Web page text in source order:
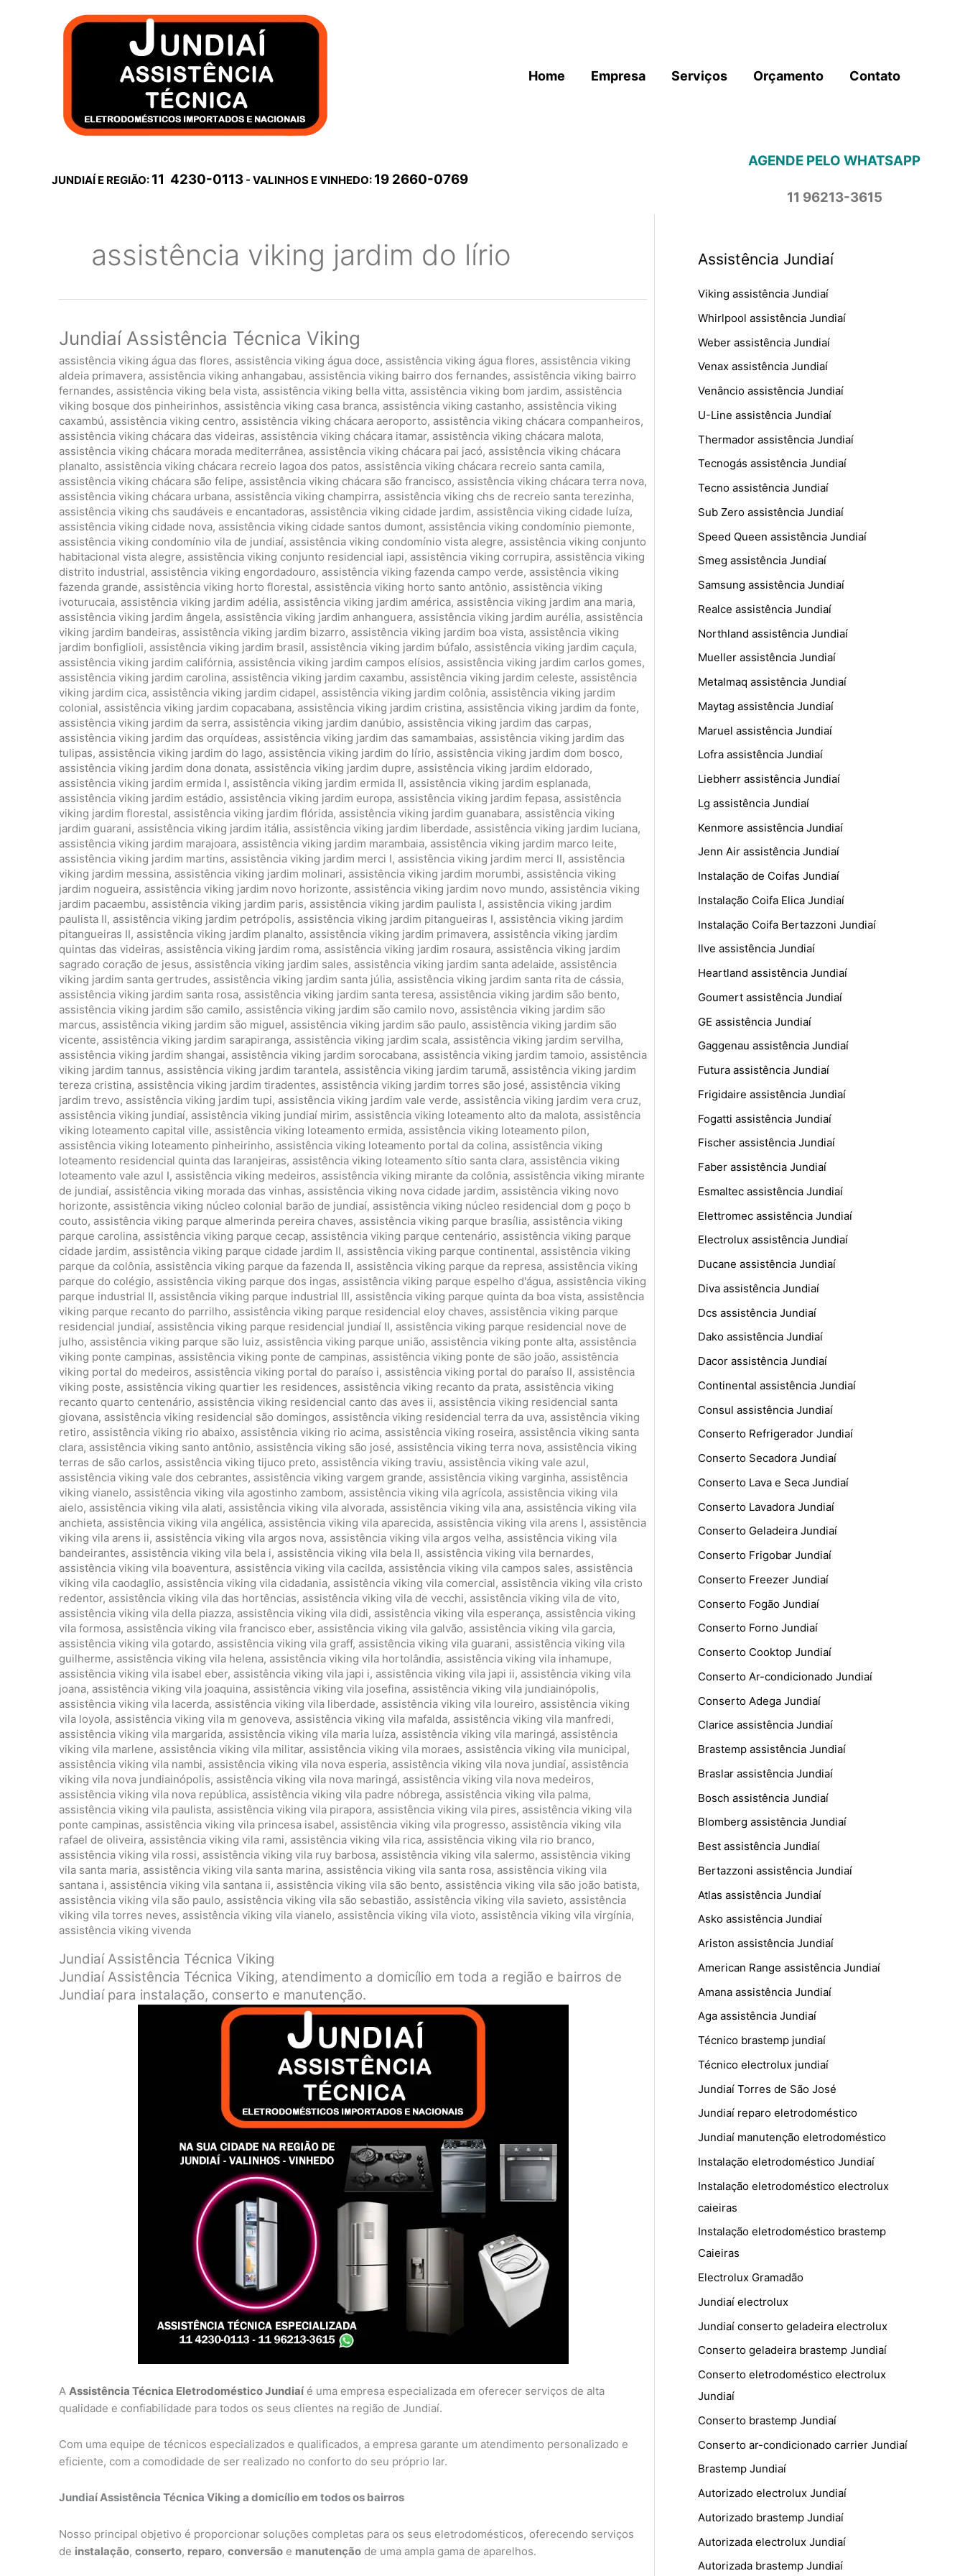
Home Empresa Serviços Orçamento Contato
JUNDIAÍ E REGIÃO: 11 4230-0113 - VALINHOS E VINHEDO: 19 2660-0769
AGENDE PELO WHATSAPP
11 96213-3615
assistência viking jardim do lírio
Jundiaí Assistência Técnica Viking
assistência viking água das flores, assistência viking água doce, assistência viking água flores, assistência viking
aldeia primavera, assistência viking anhangabau, assistência viking bairro dos fernandes, assistência viking bairro
fernandes, assistência viking bela vista, assistência viking bella vitta, assistência viking bom jardim, assistência
viking bosque dos pinheirinhos, assistência viking casa branca, assistência viking castanho, assistência viking
caxambú, assistência viking centro, assistência viking chácara aeroporto, assistência viking chácara companheiros,
assistência viking chácara das videiras, assistência viking chácara itamar, assistência viking chácara malota,
assistência viking chácara morada mediterrânea, assistência viking chácara pai jacó, assistência viking chácara
planalto, assistência viking chácara recreio lagoa dos patos, assistência viking chácara recreio santa camila,
assistência viking chácara são felipe, assistência viking chácara são francisco, assistência viking chácara terra nova,
assistência viking chácara urbana, assistência viking champirra, assistência viking chs de recreio santa terezinha,
assistência viking chs saudáveis e encantadoras, assistência viking cidade jardim, assistência viking cidade luíza,
assistência viking cidade nova, assistência viking cidade santos dumont, assistência viking condomínio piemonte,
assistência viking condomínio vila de jundiaí, assistência viking condomínio vista alegre, assistência viking conjunto
habitacional vista alegre, assistência viking conjunto residencial iapi, assistência viking corrupira, assistência viking
distrito industrial, assistência viking engordadouro, assistência viking fazenda campo verde, assistência viking
fazenda grande, assistência viking horto florestal, assistência viking horto santo antônio, assistência viking
ivoturucaia, assistência viking jardim adélia, assistência viking jardim américa, assistência viking jardim ana maria,
assistência viking jardim ângela, assistência viking jardim anhanguera, assistência viking jardim aurélia, assistência
viking jardim bandeiras, assistência viking jardim bizarro, assistência viking jardim boa vista, assistência viking
jardim bonfiglioli, assistência viking jardim brasil, assistência viking jardim búfalo, assistência viking jardim caçula,
assistência viking jardim califórnia, assistência viking jardim campos elísios, assistência viking jardim carlos gomes,
assistência viking jardim carolina, assistência viking jardim caxambu, assistência viking jardim celeste, assistência
viking jardim cica, assistência viking jardim cidapel, assistência viking jardim colônia, assistência viking jardim
colonial, assistência viking jardim copacabana, assistência viking jardim cristina, assistência viking jardim da fonte,
assistência viking jardim da serra, assistência viking jardim danúbio, assistência viking jardim das carpas,
assistência viking jardim das orquídeas, assistência viking jardim das samambaias, assistência viking jardim das
tulipas, assistência viking jardim do lago, assistência viking jardim do lírio, assistência viking jardim dom bosco,
assistência viking jardim dona donata, assistência viking jardim dupre, assistência viking jardim eldorado,
assistência viking jardim ermida I, assistência viking jardim ermida II, assistência viking jardim esplanada,
assistência viking jardim estádio, assistência viking jardim europa, assistência viking jardim fepasa, assistência
viking jardim florestal, assistência viking jardim flórida, assistência viking jardim guanabara, assistência viking
jardim guarani, assistência viking jardim itália, assistência viking jardim liberdade, assistência viking jardim luciana,
assistência viking jardim marajoara, assistência viking jardim marambaia, assistência viking jardim marco leite,
assistência viking jardim martins, assistência viking jardim merci I, assistência viking jardim merci II, assistência
viking jardim messina, assistência viking jardim molinari, assistência viking jardim morumbi, assistência viking
jardim nogueira, assistência viking jardim novo horizonte, assistência viking jardim novo mundo, assistência viking
jardim pacaembu, assistência viking jardim paris, assistência viking jardim paulista I, assistência viking jardim
paulista II, assistência viking jardim petrópolis, assistência viking jardim pitangueiras I, assistência viking jardim
pitangueiras II, assistência viking jardim planalto, assistência viking jardim primavera, assistência viking jardim
quintas das videiras, assistência viking jardim roma, assistência viking jardim rosaura, assistência viking jardim
sagrado coração de jesus, assistência viking jardim sales, assistência viking jardim santa adelaide, assistência
viking jardim santa gertrudes, assistência viking jardim santa júlia, assistência viking jardim santa rita de cássia,
assistência viking jardim santa rosa, assistência viking jardim santa teresa, assistência viking jardim são bento,
assistência viking jardim são camilo, assistência viking jardim são camilo novo, assistência viking jardim são
marcus, assistência viking jardim são miguel, assistência viking jardim são paulo, assistência viking jardim são
vicente, assistência viking jardim sarapiranga, assistência viking jardim scala, assistência viking jardim servilha,
assistência viking jardim shangai, assistência viking jardim sorocabana, assistência viking jardim tamoio, assistência
viking jardim tannus, assistência viking jardim tarantela, assistência viking jardim tarumã, assistência viking jardim
tereza cristina, assistência viking jardim tiradentes, assistência viking jardim torres são josé, assistência viking
jardim trevo, assistência viking jardim tupi, assistência viking jardim vale verde, assistência viking jardim vera cruz,
assistência viking jundiaí, assistência viking jundiaí mirim, assistência viking loteamento alto da malota, assistência
viking loteamento capital ville, assistência viking loteamento ermida, assistência viking loteamento pilon,
assistência viking loteamento pinheirinho, assistência viking loteamento portal da colina, assistência viking
loteamento residencial quinta das laranjeiras, assistência viking loteamento sítio santa clara, assistência viking
loteamento vale azul I, assistência viking medeiros, assistência viking mirante da colônia, assistência viking mirante
de jundiaí, assistência viking morada das vinhas, assistência viking nova cidade jardim, assistência viking novo
horizonte, assistência viking núcleo colonial barão de jundiaí, assistência viking núcleo residencial dom g poço b
couto, assistência viking parque almerinda pereira chaves, assistência viking parque brasília, assistência viking
parque carolina, assistência viking parque cecap, assistência viking parque centenário, assistência viking parque
cidade jardim, assistência viking parque cidade jardim II, assistência viking parque continental, assistência viking
parque da colônia, assistência viking parque da fazenda II, assistência viking parque da represa, assistência viking
parque do colégio, assistência viking parque dos ingas, assistência viking parque espelho d'água, assistência viking
parque industrial II, assistência viking parque industrial III, assistência viking parque quinta da boa vista, assistência
viking parque recanto do parrilho, assistência viking parque residencial eloy chaves, assistência viking parque
residencial jundiaí, assistência viking parque residencial jundiaí II, assistência viking parque residencial nove de
julho, assistência viking parque são luiz, assistência viking parque união, assistência viking ponte alta, assistência
viking ponte campinas, assistência viking ponte de campinas, assistência viking ponte de são joão, assistência
viking portal do medeiros, assistência viking portal do paraíso i, assistência viking portal do paraíso II, assistência
viking poste, assistência viking quartier les residences, assistência viking recanto da prata, assistência viking
recanto quarto centenário, assistência viking residencial canto das aves ii, assistência viking residencial santa
giovana, assistência viking residencial são domingos, assistência viking residencial terra da uva, assistência viking
retiro, assistência viking rio abaixo, assistência viking rio acima, assistência viking roseira, assistência viking santa
clara, assistência viking santo antônio, assistência viking são josé, assistência viking terra nova, assistência viking
terras de são carlos, assistência viking tijuco preto, assistência viking traviu, assistência viking vale azul,
assistência viking vale dos cebrantes, assistência viking vargem grande, assistência viking varginha, assistência
viking vianelo, assistência viking vila agostinho zambom, assistência viking vila agrícola, assistência viking vila
aielo, assistência viking vila alati, assistência viking vila alvorada, assistência viking vila ana, assistência viking vila
anchieta, assistência viking vila angélica, assistência viking vila aparecida, assistência viking vila arens I, assistência
viking vila arens ii, assistência viking vila argos nova, assistência viking vila argos velha, assistência viking vila
bandeirantes, assistência viking vila bela i, assistência viking vila bela II, assistência viking vila bernardes,
assistência viking vila boaventura, assistência viking vila cacilda, assistência viking vila campos sales, assistência
viking vila caodaglio, assistência viking vila cidadania, assistência viking vila comercial, assistência viking vila cristo
redentor, assistência viking vila das hortências, assistência viking vila de vecchi, assistência viking vila de vito,
assistência viking vila della piazza, assistência viking vila didi, assistência viking vila esperança, assistência viking
vila formosa, assistência viking vila francisco eber, assistência viking vila galvão, assistência viking vila garcia,
assistência viking vila gotardo, assistência viking vila graff, assistência viking vila guarani, assistência viking vila
guilherme, assistência viking vila helena, assistência viking vila hortolândia, assistência viking vila inhamupe,
assistência viking vila isabel eber, assistência viking vila japi i, assistência viking vila japi ii, assistência viking vila
joana, assistência viking vila joaquina, assistência viking vila josefina, assistência viking vila jundiainópolis,
assistência viking vila lacerda, assistência viking vila liberdade, assistência viking vila loureiro, assistência viking
vila loyola, assistência viking vila m genoveva, assistência viking vila mafalda, assistência viking vila manfredi,
assistência viking vila margarida, assistência viking vila maria luíza, assistência viking vila maringá, assistência
viking vila marlene, assistência viking vila militar, assistência viking vila moraes, assistência viking vila municipal,
assistência viking vila nambi, assistência viking vila nova esperia, assistência viking vila nova jundiaí, assistência
viking vila nova jundiainópolis, assistência viking vila nova maringá, assistência viking vila nova medeiros,
assistência viking vila nova república, assistência viking vila padre nóbrega, assistência viking vila palma,
assistência viking vila paulista, assistência viking vila pirapora, assistência viking vila pires, assistência viking vila
ponte campinas, assistência viking vila princesa isabel, assistência viking vila progresso, assistência viking vila
rafael de oliveira, assistência viking vila rami, assistência viking vila rica, assistência viking vila rio branco,
assistência viking vila rossi, assistência viking vila ruy barbosa, assistência viking vila salermo, assistência viking
vila santa maria, assistência viking vila santa marina, assistência viking vila santa rosa, assistência viking vila
santana i, assistência viking vila santana ii, assistência viking vila são bento, assistência viking vila são joão batista,
assistência viking vila são paulo, assistência viking vila são sebastião, assistência viking vila savieto, assistência
viking vila torres neves, assistência viking vila vianelo, assistência viking vila vioto, assistência viking vila virgínia,
assistência viking vivenda
Jundiaí Assistência Técnica Viking
Jundiaí Assistência Técnica Viking, atendimento a domicílio em toda a região e bairros de
Jundiaí para instalação, conserto e manutenção.
A Assistência Técnica Eletrodoméstico Jundiaí é uma empresa especializada em oferecer serviços de alta
qualidade e confiabilidade para todos os seus clientes na região de Jundiaí.
Com uma equipe de técnicos especializados e qualificados, a empresa garante um atendimento personalizado e
eficiente, com a comodidade de ser realizado no conforto do seu próprio lar.
Jundiaí Assistência Técnica Viking a domicílio em todos os bairros
Nosso principal objetivo é proporcionar soluções completas para os seus eletrodomésticos, oferecendo serviços
de instalação, conserto, reparo, conversão e manutenção de uma ampla gama de aparelhos.
Assistência Jundiaí
Viking assistência Jundiaí
Whirlpool assistência Jundiaí
Weber assistência Jundiaí
Venax assistência Jundiaí
Venâncio assistência Jundiaí
U-Line assistência Jundiaí
Thermador assistência Jundiaí
Tecnogás assistência Jundiaí
Tecno assistência Jundiaí
Sub Zero assistência Jundiaí
Speed Queen assistência Jundiaí
Smeg assistência Jundiaí
Samsung assistência Jundiaí
Realce assistência Jundiaí
Northland assistência Jundiaí
Mueller assistência Jundiaí
Metalmaq assistência Jundiaí
Maytag assistência Jundiaí
Maruel assistência Jundiaí
Lofra assistência Jundiaí
Liebherr assistência Jundiaí
Lg assistência Jundiaí
Kenmore assistência Jundiaí
Jenn Air assistência Jundiaí
Instalação de Coifas Jundiaí
Instalação Coifa Elica Jundiaí
Instalação Coifa Bertazzoni Jundiaí
Ilve assistência Jundiaí
Heartland assistência Jundiaí
Goumert assistência Jundiaí
GE assistência Jundiaí
Gaggenau assistência Jundiaí
Futura assistência Jundiaí
Frigidaire assistência Jundiaí
Fogatti assistência Jundiaí
Fischer assistência Jundiaí
Faber assistência Jundiaí
Esmaltec assistência Jundiaí
Elettromec assistência Jundiaí
Electrolux assistência Jundiaí
Ducane assistência Jundiaí
Diva assistência Jundiaí
Dcs assistência Jundiaí
Dako assistência Jundiaí
Dacor assistência Jundiaí
Continental assistência Jundiaí
Consul assistência Jundiaí
Conserto Refrigerador Jundiaí
Conserto Secadora Jundiaí
Conserto Lava e Seca Jundiaí
Conserto Lavadora Jundiaí
Conserto Geladeira Jundiaí
Conserto Frigobar Jundiaí
Conserto Freezer Jundiaí
Conserto Fogão Jundiaí
Conserto Forno Jundiaí
Conserto Cooktop Jundiaí
Conserto Ar-condicionado Jundiaí
Conserto Adega Jundiaí
Clarice assistência Jundiaí
Brastemp assistência Jundiaí
Braslar assistência Jundiaí
Bosch assistência Jundiaí
Blomberg assistência Jundiaí
Best assistência Jundiaí
Bertazzoni assistência Jundiaí
Atlas assistência Jundiaí
Asko assistência Jundiaí
Ariston assistência Jundiaí
American Range assistência Jundiaí
Amana assistência Jundiaí
Aga assistência Jundiaí
Técnico brastemp jundiaí
Técnico electrolux jundiaí
Jundiaí Torres de São José
Jundiaí reparo eletrodoméstico
Jundiaí manutenção eletrodoméstico
Instalação eletrodoméstico Jundiaí
Instalação eletrodoméstico electrolux
caieiras
Instalação eletrodoméstico brastemp
Caieiras
Electrolux Gramadão
Jundiaí electrolux
Jundiaí conserto geladeira electrolux
Conserto geladeira brastemp Jundiaí
Conserto eletrodoméstico electrolux
Jundiaí
Conserto brastemp Jundiaí
Conserto ar-condicionado carrier Jundiaí
Brastemp Jundiaí
Autorizado electrolux Jundiaí
Autorizado brastemp Jundiaí
Autorizada electrolux Jundiaí
Autorizada brastemp Jundiaí